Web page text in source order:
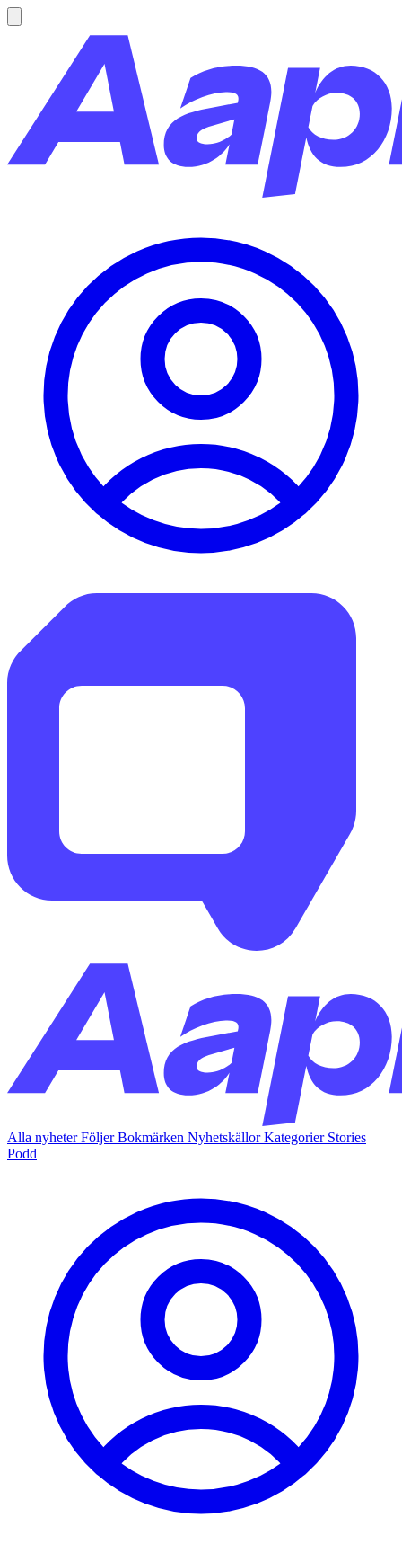
Alla nyheterFöljerBokmärken NyhetskällorKategorier Stories
Podd